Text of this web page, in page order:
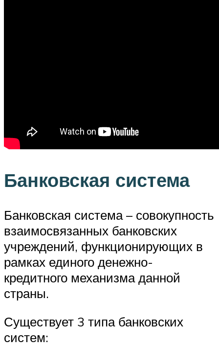
Банковская система
Банковская система – совокупность
взаимосвязанных банковских
учреждений, функционирующих в
рамках единого денежно-
кредитного механизма данной
страны.
Существует 3 типа банковских
систем: